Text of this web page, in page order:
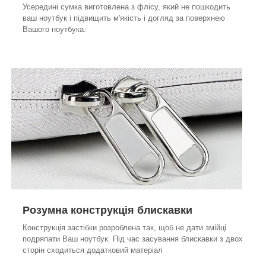
Усередині сумка виготовлена з флісу, який не пошкодить
ваш ноутбук і підвищить м'якість і догляд за поверхнею
Вашого ноутбука.
Розумна конструкція блискавки
Конструкція застібки розроблена так, щоб не дати змійці
подряпати Ваш ноутбук. Під час засування блискавки з двох
сторін сходиться додатковий матеріал